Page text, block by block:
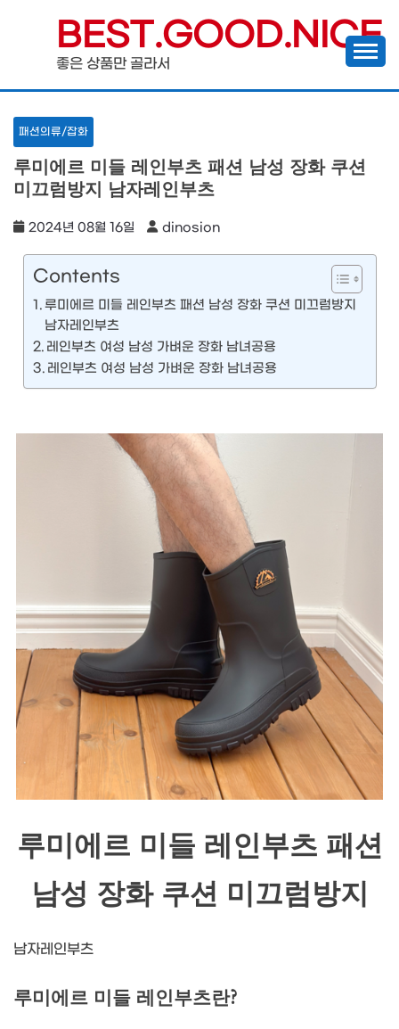
content
BEST.GOOD.NICE
좋은 상품만 골라서
패션의류/잡화
루미에르 미들 레인부츠 패션 남성 장화 쿠션
미끄럼방지 남자레인부츠
2024년 08월 16일 dinosion
Contents
루미에르 미들 레인부츠 패션 남성 장화 쿠션 미끄럼방지
남자레인부츠
레인부츠 여성 남성 가벼운 장화 남녀공용
레인부츠 여성 남성 가벼운 장화 남녀공용
루미에르 미들 레인부츠 패션
남성 장화 쿠션 미끄럼방지
남자레인부츠
루미에르 미들 레인부츠란?